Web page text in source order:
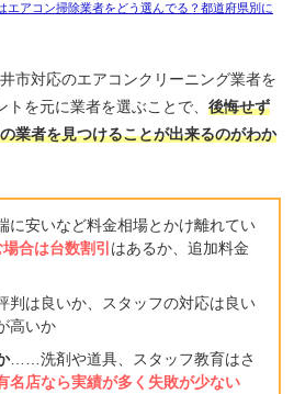
エアコン掃除業者をどう選んでる？都道府県別に
市対応のエアコンクリーニング業者を
を元に業者を選ぶことで、 後悔せず
業者を見つけることが出来るのがわか
安いなど料金相場とかけ離れてい
合は台数割引 はあるか、追加料金
は良いか、スタッフの対応は良い
高いか
……洗剤や道具、スタッフ教育はさ
名店なら実績が多く失敗が少ない